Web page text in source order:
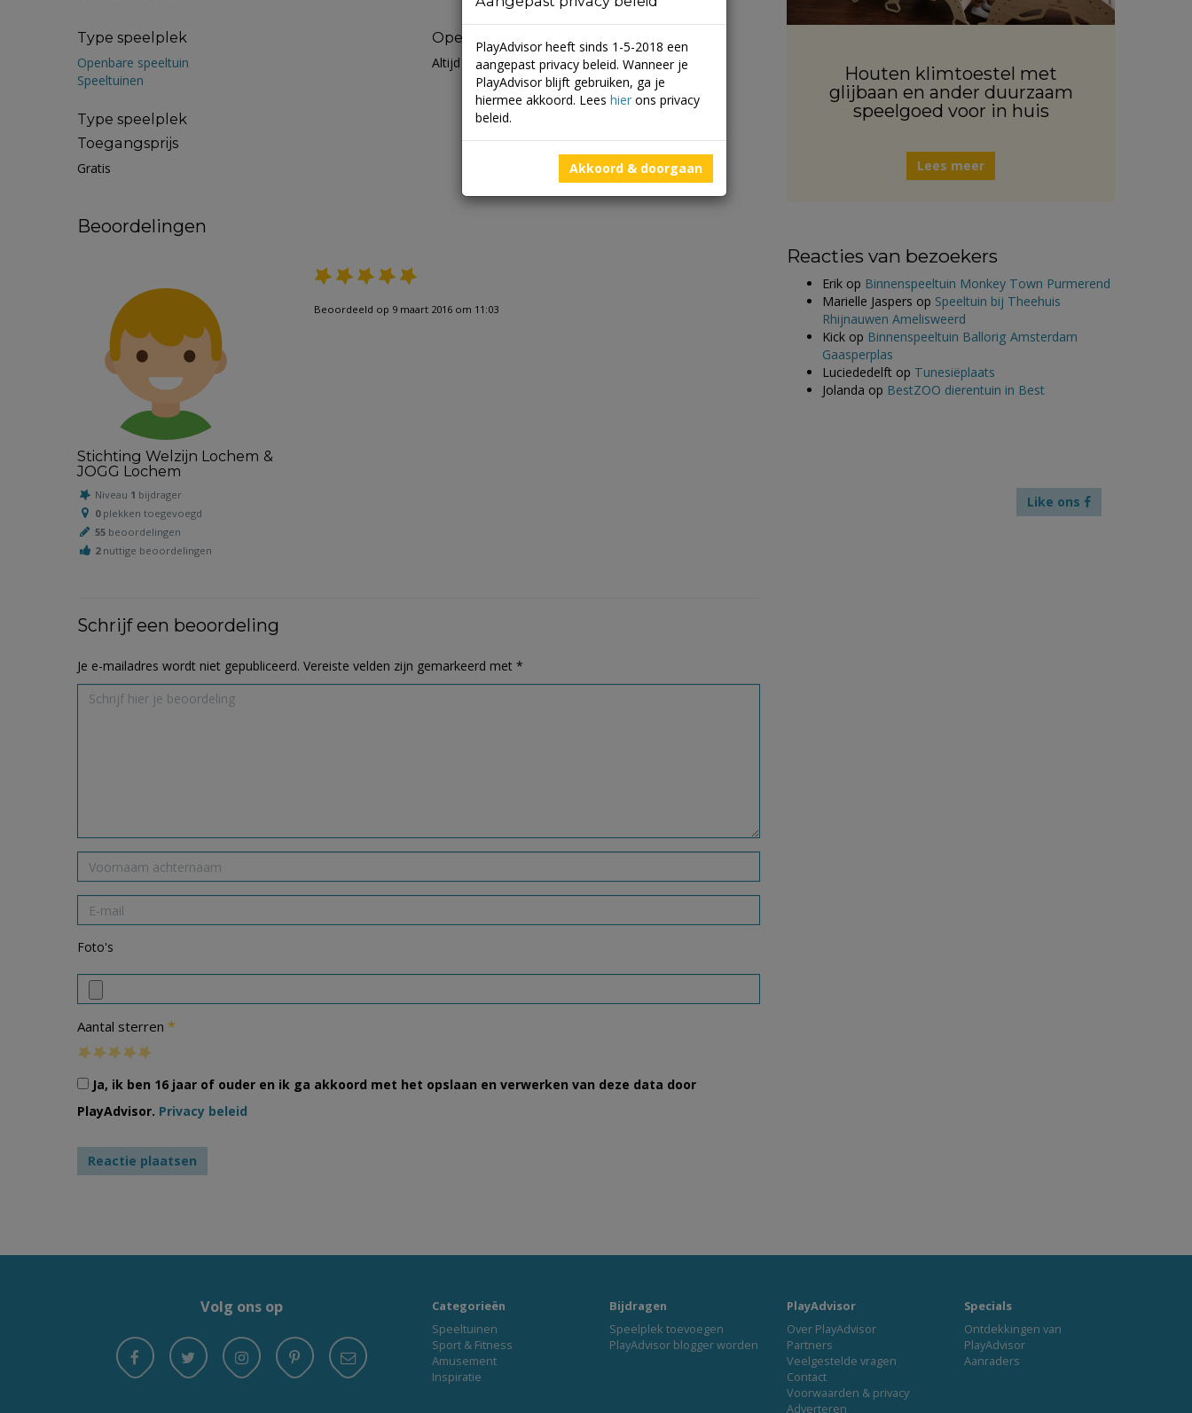
Type speelplek
Openbare speeltuin
Speeltuinen
Type speelplek
Toegangsprijs
Gratis
Openingstijden
Altijd open
Beoordelingen
Stichting Welzijn Lochem &
JOGG Lochem
Niveau 1 bijdrager
0plekken toegevoegd
55 beoordelingen
2nuttige beoordelingen
Beoordeeld op 9 maart 2016 om 11:03
Schrijf een beoordeling
Je e-mailadres wordt niet gepubliceerd. Vereiste velden zijn gemarkeerd met *
Foto's
Aantal sterren *
Ja, ik ben 16 jaar of ouder en ik ga akkoord met het opslaan en verwerken van deze data door
PlayAdvisor. Privacy beleid
Houten klimtoestel met
glijbaan en ander duurzaam
speelgoed voor in huis
Lees meer
Reacties van bezoekers
Erik op Binnenspeeltuin Monkey Town Purmerend
Marielle Jaspers op Speeltuin bij Theehuis
Rhijnauwen Amelisweerd
Kick op Binnenspeeltuin Ballorig Amsterdam
Gaasperplas
Luciededelft op Tunesiëplaats
Jolanda op BestZOO dierentuin in Best
Like ons
Volg ons op
Categorieën
Speeltuinen
Sport & Fitness
Amusement
Inspiratie
Bijdragen
Speelplek toevoegen
PlayAdvisor blogger worden
PlayAdvisor
Over PlayAdvisor
Partners
Veelgestelde vragen
Contact
Voorwaarden & privacy
Adverteren
Specials
Ontdekkingen van
PlayAdvisor
Aanraders
PlayAdvisor heeft sinds 1-5-2018 een
aangepast privacy beleid. Wanneer je
PlayAdvisor blijft gebruiken, ga je
hiermee akkoord. Lees hier ons privacy
beleid.
Akkoord & doorgaan